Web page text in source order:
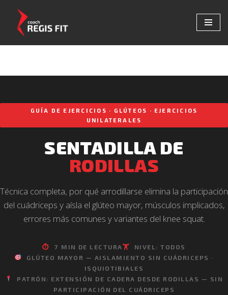
Saltar
GUÍA DE EJERCICIOS · GLÚTEOS · EJERCICIOS
UNILATERALES
SENTADILLA DE
RODILLAS
Técnica completa, por qué arrodillarse elimina la participación
del cuádriceps y aísla el glúteo mayor, músculos implicados,
errores más comunes y variantes del knee squat.
⏱ 7 MIN DE LECTURA 🏋️
NIVEL: TODOS
GLÚTEO MAYOR — AISLAMIENTO SIN CUÁDRICEPS ·
ISQUIOTIBIALES
PATRÓN: EXTENSIÓN DE CADERA DESDE RODILLAS — SIN
PARTICIPACIÓN DEL CUÁDRICEPS